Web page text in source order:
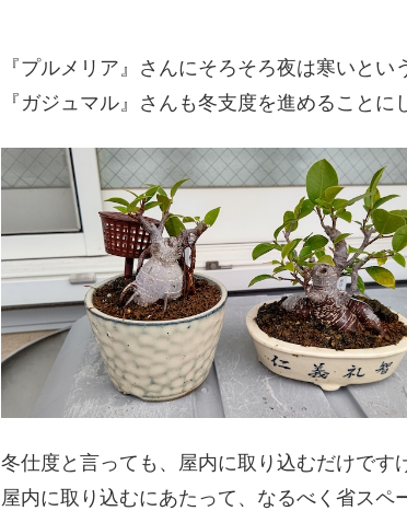
『プルメリア』さんにそろそろ夜は寒いとい
『ガジュマル』さんも冬支度を進めることに
冬仕度と言っても、屋内に取り込むだけです
屋内に取り込むにあたって、なるべく省スペ